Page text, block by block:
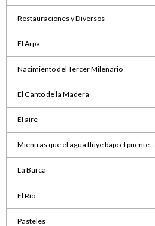
Restauraciones y Diversos
El Arpa
Nacimiento del Tercer Milenario
El Canto de la Madera
El aire
Mientras que el agua fluye bajo el puente...
La Barca
El Río
Pasteles